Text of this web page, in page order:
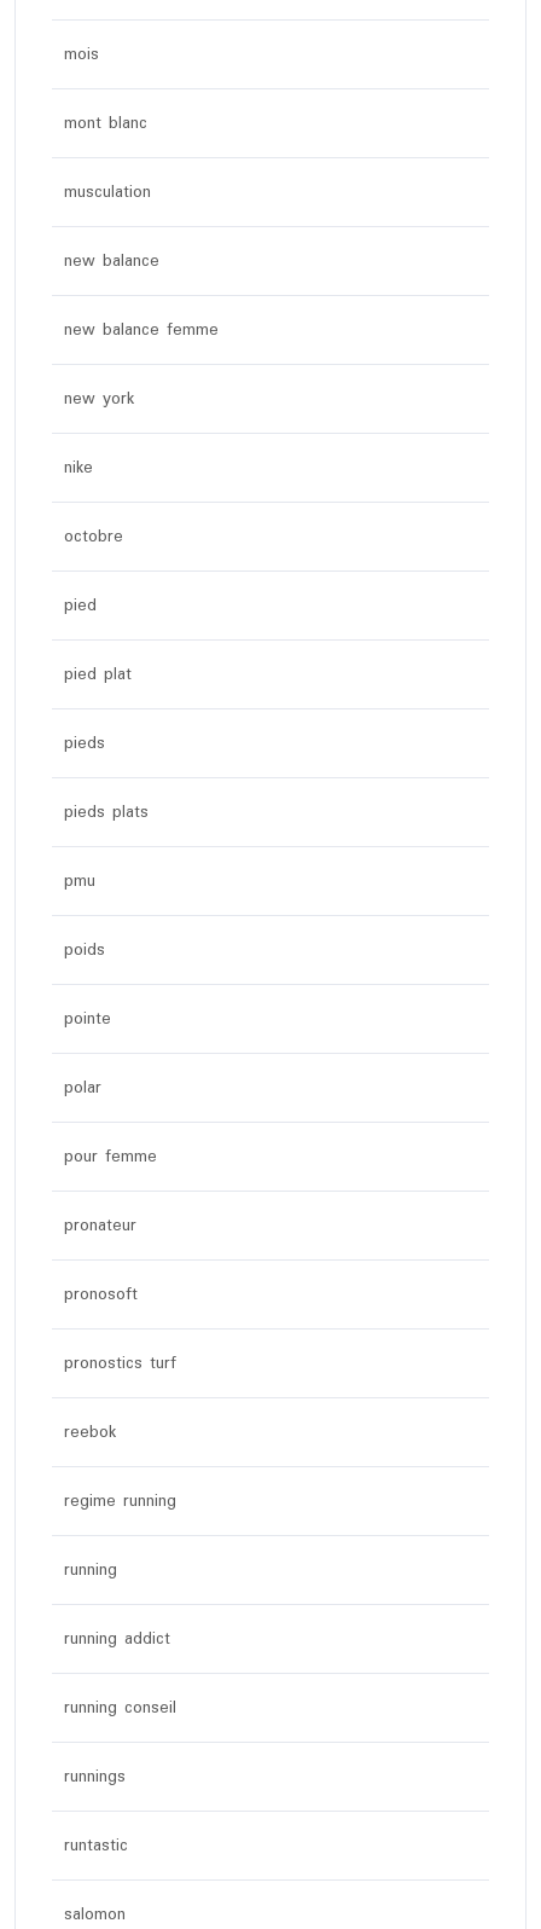
mois
mont blanc
musculation
new balance
new balance femme
new york
nike
octobre
pied
pied plat
pieds
pieds plats
pmu
poids
pointe
polar
pour femme
pronateur
pronosoft
pronostics turf
reebok
regime running
running
running addict
running conseil
runnings
runtastic
salomon